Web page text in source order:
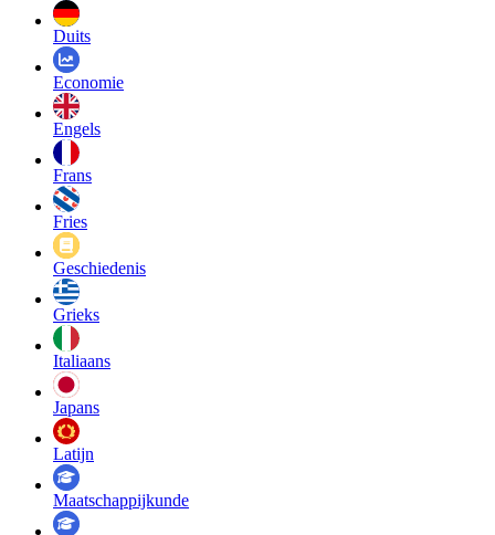
Duits
Economie
Engels
Frans
Fries
Geschiedenis
Grieks
Italiaans
Japans
Latijn
Maatschappij­kunde